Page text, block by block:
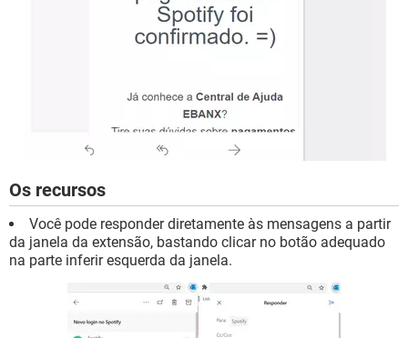
Os recursos
Você pode responder diretamente às mensagens a partir
da janela da extensão, bastando clicar no botão adequado
na parte inferir esquerda da janela.